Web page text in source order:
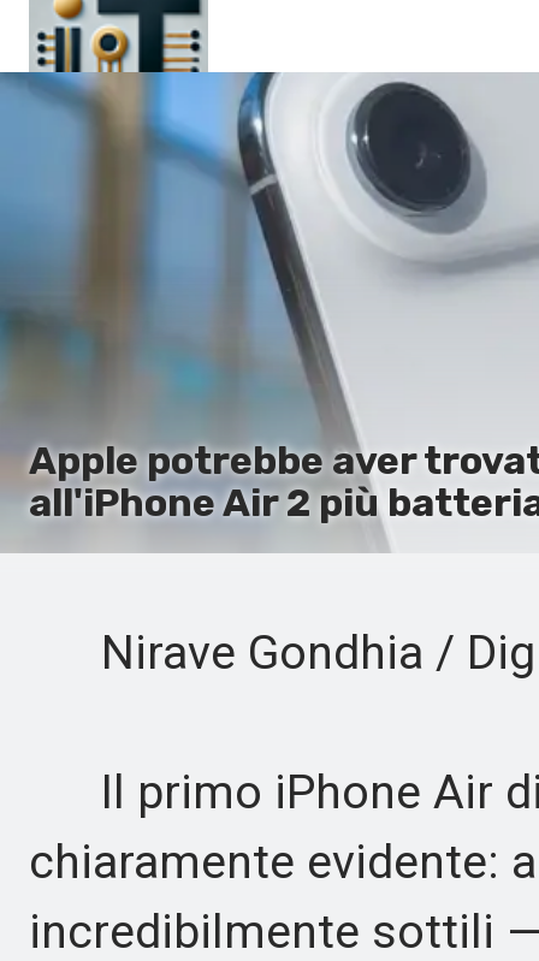
Pagina principale
Apple potrebbe aver
all'iPhone Air 2 più
Nirave Gondhia /
Il primo iPhone Air di
chiaramente evidente:
incredibilmente sottili